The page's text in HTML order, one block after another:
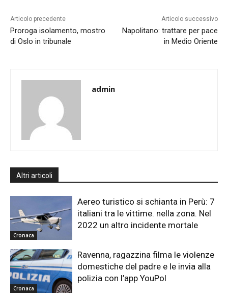
Articolo precedente
Proroga isolamento, mostro
di Oslo in tribunale
Articolo successivo
Napolitano: trattare per pace
in Medio Oriente
admin
Altri articoli
Cronaca
Aereo turistico si schianta in Perù: 7
italiani tra le vittime. nella zona. Nel
2022 un altro incidente mortale
Cronaca
Ravenna, ragazzina filma le violenze
domestiche del padre e le invia alla
polizia con l’app YouPol